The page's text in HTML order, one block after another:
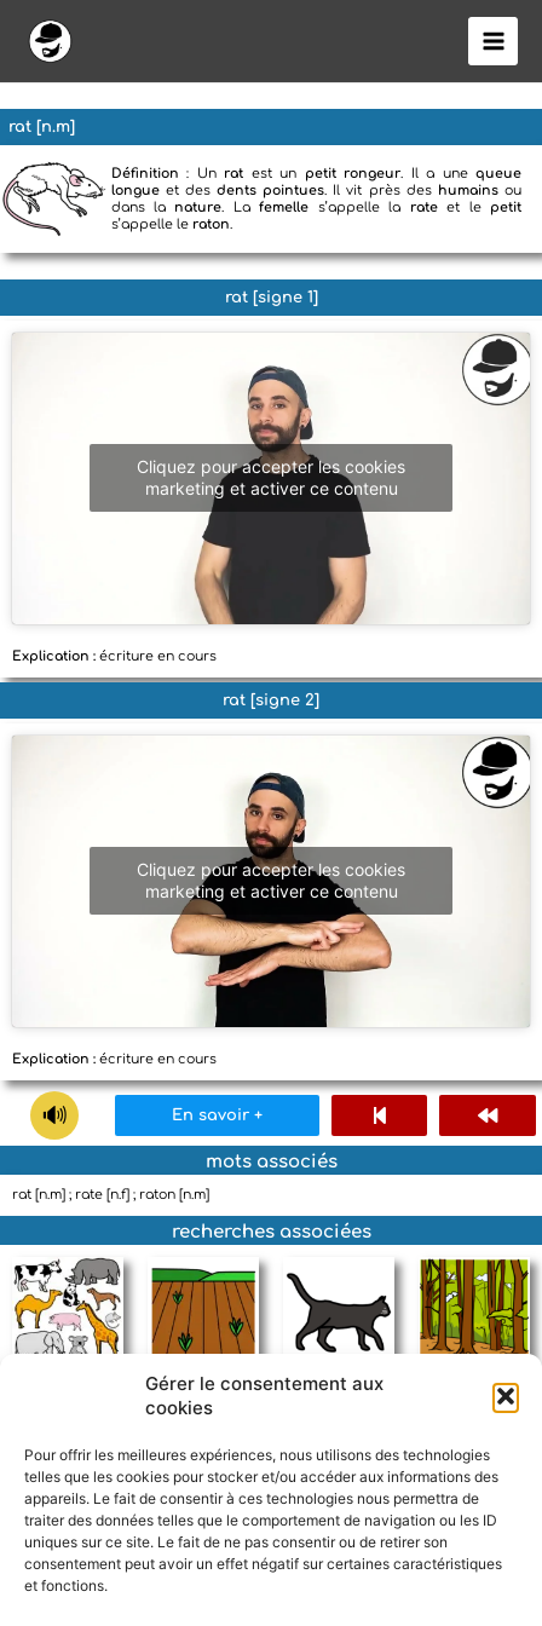
Gérer le consentement aux
cookies
Pour offrir les meilleures expériences, nous utilisons des technologies
telles que les cookies pour stocker et/ou accéder aux informations des
appareils. Le fait de consentir à ces technologies nous permettra de
traiter des données telles que le comportement de navigation ou les ID
uniques sur ce site. Le fait de ne pas consentir ou de retirer son
consentement peut avoir un effet négatif sur certaines caractéristiques
et fonctions.
contenu
rat [n.m]
Définition: Un rat est un petit rongeur. Il a unequeue
longueet desdents pointues. Il vit près des humainsou
dans la nature. Lafemelle s’appelle la rateet le petit
s’appelle le raton.
rat [signe 1]
Cliquez pour accepter les cookies
marketing et activer ce contenu
Explication : écriture en cours
rat [signe 2]
Cliquez pour accepter les cookies
marketing et activer ce contenu
Explication : écriture en cours
En savoir +
mots associés
rat [n.m] ; rate [n.f] ; raton [n.m]
recherches associées
champ chat